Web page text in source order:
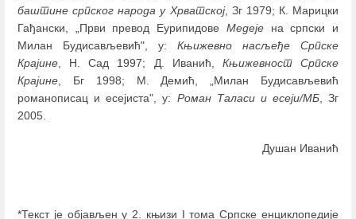
баштине српског народа у Хрватској, Зг 1979; К. Марицки
Гађански, „Први превод Еурипидове Медејена српски и
Милан Будисављевић", у: Књижевно насљеђе Српске
Крајине , Н. Сад 1997; Д. Иванић, Књижевност Српске
Крајине , Бг 1998; М. Демић, „Милан Будисављевић
романописац и есејиста", у: Роман Таласи и есеји/МБ, Зг
2005.
Душан Иванић
*Текст је објављен у 2. књизи I тома Српске енциклопедије